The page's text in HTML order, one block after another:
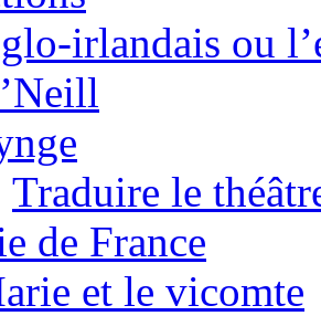
irlandais ou
Traduire le
de France
et le vicomte